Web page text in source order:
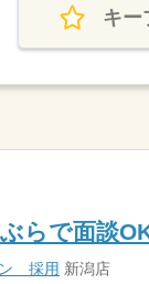
キー
らで面談
ン 採用 新潟店